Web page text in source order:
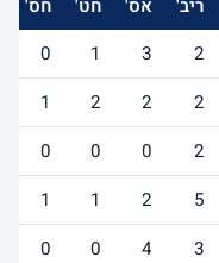
ריב' אס' חט' חס'
2
3
1
0
2
2
2
1
2
0
0
0
5
2
1
1
3
4
0
0